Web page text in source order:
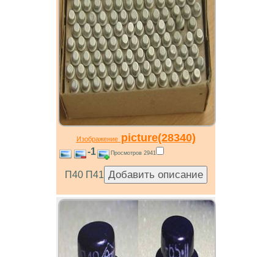
Изображениеpicture(28340)
-1 Просмотров 2941
П40 П41